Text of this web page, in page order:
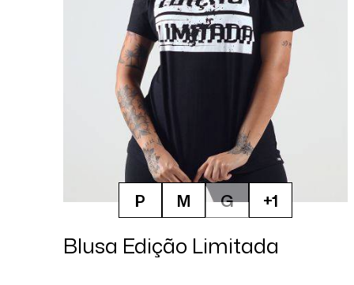
P M G +1
Blusa Edição Limitada